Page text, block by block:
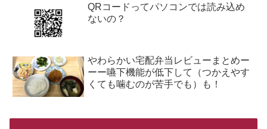
QRコードってパソコンでは読み込め
ないの？
やわらかい宅配弁当レビューまとめー
ーー嚥下機能が低下して（つかえやす
くても噛むのが苦手でも）も！